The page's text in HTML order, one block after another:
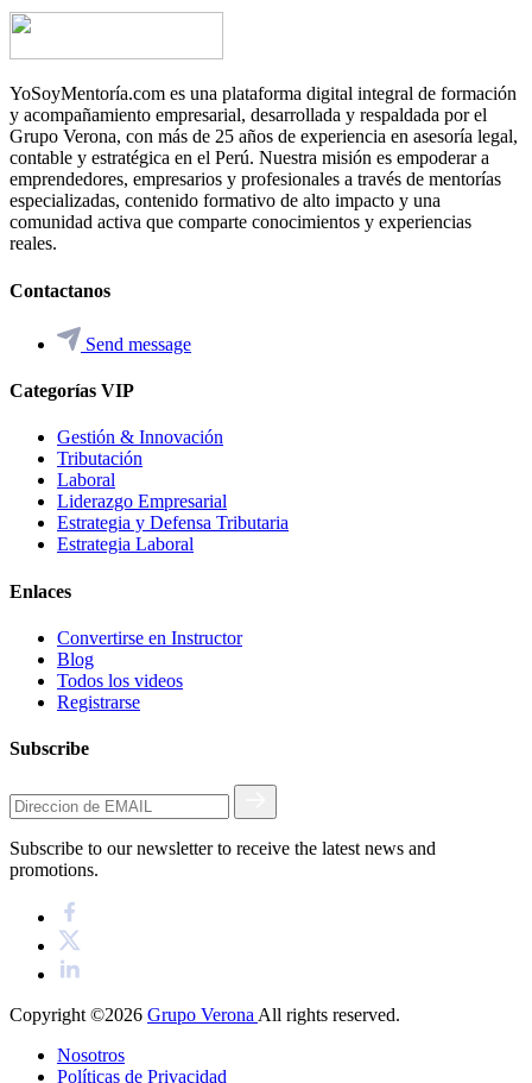
YoSoyMentoría.com es una plataforma digital integral de formación
y acompañamiento empresarial, desarrollada y respaldada por el
Grupo Verona, con más de 25 años de experiencia en asesoría legal,
contable y estratégica en el Perú. Nuestra misión es empoderar a
emprendedores, empresarios y profesionales a través de mentorías
especializadas, contenido formativo de alto impacto y una
comunidad activa que comparte conocimientos y experiencias
reales.
Contactanos
Send message
Categorías VIP
Gestión & Innovación
Tributación
Laboral
Liderazgo Empresarial
Estrategia y Defensa Tributaria
Estrategia Laboral
Enlaces
Convertirse en Instructor
Blog
Todos los videos
Registrarse
Subscribe
Subscribe to our newsletter to receive the latest news and
promotions.
Copyright ©2026 Grupo VeronaAll rights reserved.
Nosotros
Políticas de Privacidad